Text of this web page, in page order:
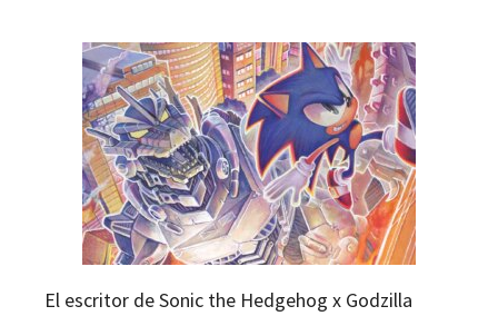
El escritor de Sonic the Hedgehog x Godzilla